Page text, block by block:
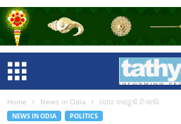
Home News in Odia ରୋଗ ବାଣ୍ଟୁଛି ବିଏମସି
NEWS IN ODIA POLITICS